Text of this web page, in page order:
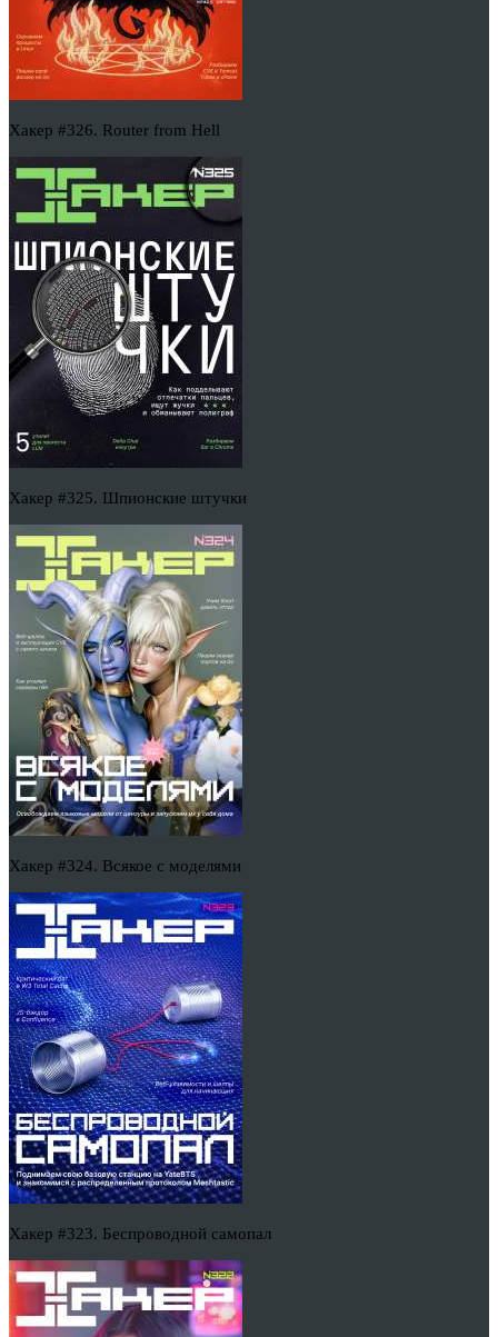
Хакер #326. Router from Hell
Хакер #325. Шпионские штучки
Хакер #324. Всякое с моделями
Хакер #323. Беспроводной самопал